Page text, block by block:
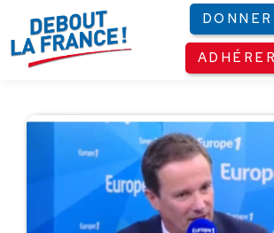
DONNER
ADHÉRER
Panneau de gestion des cookies